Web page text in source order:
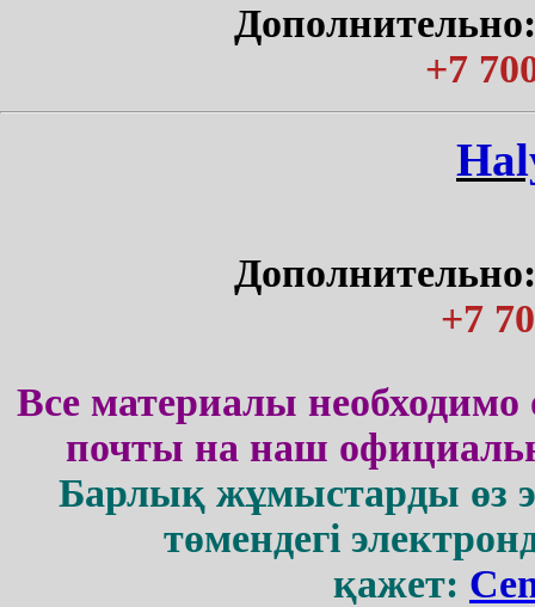
+7
+7
Все материалы необходимо
почты на наш
Барлық жұмыстарды өз
төмендегі
қажет: